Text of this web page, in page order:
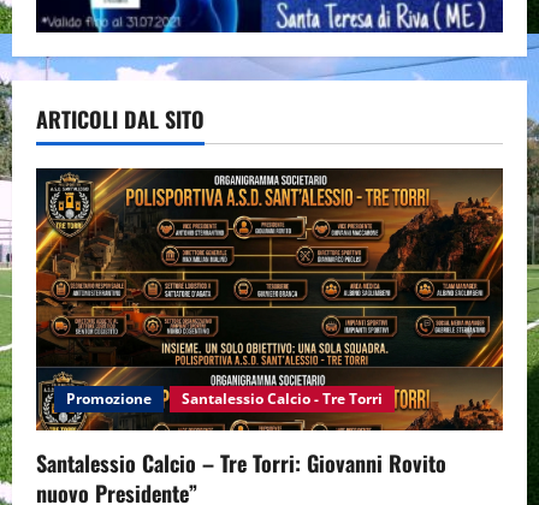
ARTICOLI DAL SITO
Promozione Santalessio Calcio - Tre Torri
Santalessio Calcio – Tre Torri: Giovanni Rovito
nuovo Presidente”